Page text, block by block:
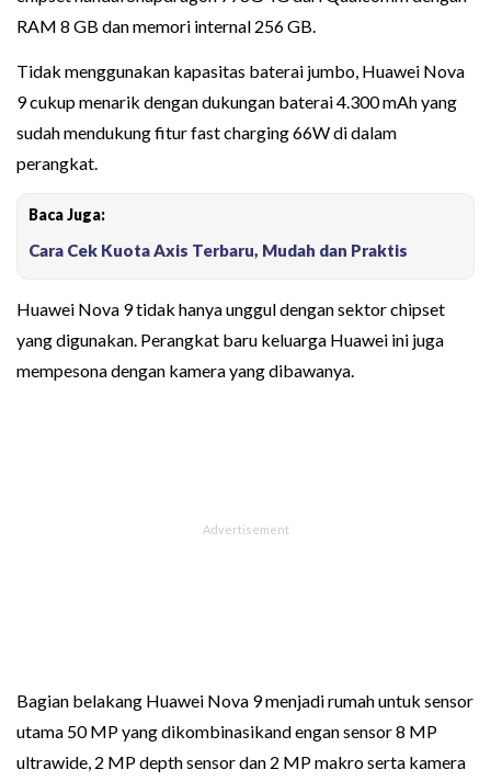
RAM 8 GB dan memori internal 256 GB.
Tidak menggunakan kapasitas baterai jumbo, Huawei Nova
9 cukup menarik dengan dukungan baterai 4.300 mAh yang
sudah mendukung fitur fast charging 66W di dalam
perangkat.
Baca Juga:
Cara Cek Kuota Axis Terbaru, Mudah dan Praktis
Huawei Nova 9 tidak hanya unggul dengan sektor chipset
yang digunakan. Perangkat baru keluarga Huawei ini juga
mempesona dengan kamera yang dibawanya.
Bagian belakang Huawei Nova 9 menjadi rumah untuk sensor
utama 50 MP yang dikombinasikand engan sensor 8 MP
ultrawide, 2 MP depth sensor dan 2 MP makro serta kamera